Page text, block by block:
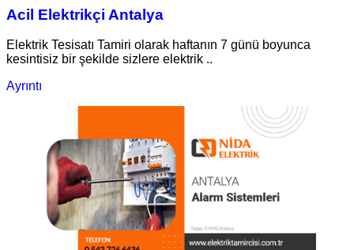
Acil Elektrikçi Antalya
Elektrik Tesisatı Tamiri olarak haftanın 7 günü boyunca
kesintisiz bir şekilde sizlere elektrik ..
Ayrıntı